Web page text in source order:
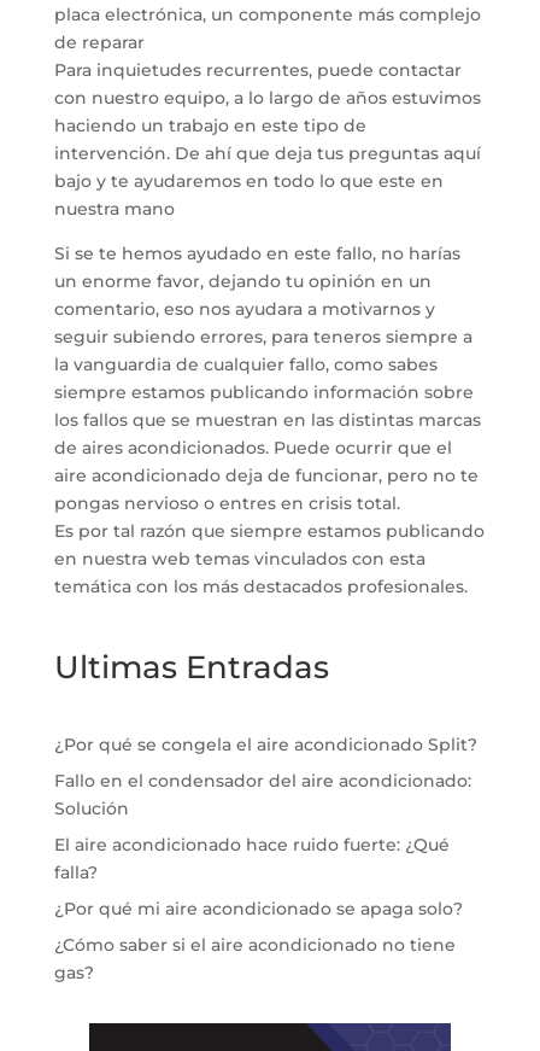
placa electrónica, un componente más complejo
de reparar
Para inquietudes recurrentes, puede contactar
con nuestro equipo, a lo largo de años estuvimos
haciendo un trabajo en este tipo de
intervención. De ahí que deja tus preguntas aquí
bajo y te ayudaremos en todo lo que este en
nuestra mano
Si se te hemos ayudado en este fallo, no harías
un enorme favor, dejando tu opinión en un
comentario, eso nos ayudara a motivarnos y
seguir subiendo errores, para teneros siempre a
la vanguardia de cualquier fallo, como sabes
siempre estamos publicando información sobre
los fallos que se muestran en las distintas marcas
de aires acondicionados. Puede ocurrir que el
aire acondicionado deja de funcionar, pero no te
pongas nervioso o entres en crisis total.
Es por tal razón que siempre estamos publicando
en nuestra web temas vinculados con esta
temática con los más destacados profesionales.
Ultimas Entradas
¿Por qué se congela el aire acondicionado Split?
Fallo en el condensador del aire acondicionado:
Solución
El aire acondicionado hace ruido fuerte: ¿Qué
falla?
¿Por qué mi aire acondicionado se apaga solo?
¿Cómo saber si el aire acondicionado no tiene
gas?